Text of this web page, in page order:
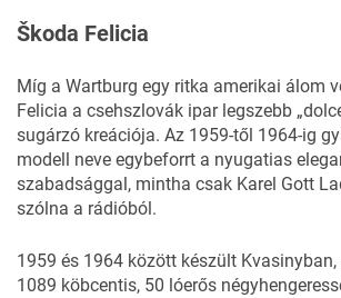
Škoda Felicia
Míg a Wartburg egy ritka amerikai álom
Felicia a csehszlovák ipar legszebb
sugárzó kreációja. Az 1959-től 1964-ig
modell neve egybeforrt a nyugatias
szabadsággal, mintha csak Karel Gott
szólna a rádióból.
1959 és 1964 között készült
1089 köbcentis, 50 lóerős